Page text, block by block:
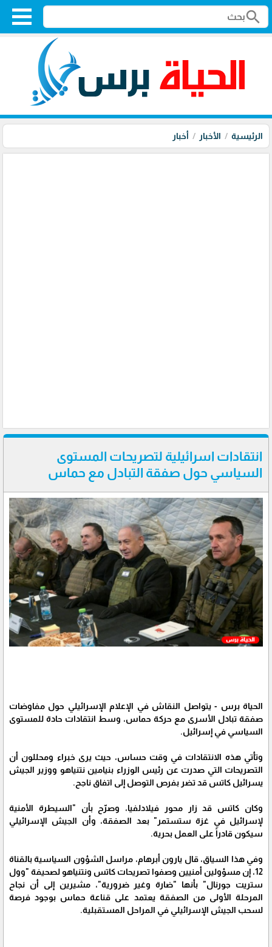
search
الرئيسية الأخبار أخبار
انتقادات اسرائيلية لتصريحات المستوى
السياسي حول صفقة التبادل مع حماس
الحياة برس - يتواصل النقاش في الإعلام الإسرائيلي حول مفاوضات
صفقة تبادل الأسرى مع حركة حماس، وسط انتقادات حادة للمستوى
السياسي في إسرائيل.
وتأتي هذه الانتقادات في وقت حساس، حيث يرى خبراء ومحللون أن
التصريحات التي صدرت عن رئيس الوزراء بنيامين نتنياهو ووزير الجيش
يسرائيل كاتس قد تضر بفرص التوصل إلى اتفاق ناجح.
وكان كاتس قد زار محور فيلادلفيا، وصرّح بأن "السيطرة الأمنية
لإسرائيل في غزة ستستمر" بعد الصفقة، وأن الجيش الإسرائيلي
سيكون قادراً على العمل بحرية.
وفي هذا السياق، قال يارون أبرهام، مراسل الشؤون السياسية بالقناة
12، إن مسؤولين أمنيين وصفوا تصريحات كاتس ونتنياهو لصحيفة "وول
ستريت جورنال" بأنها "ضارة وغير ضرورية"، مشيرين إلى أن نجاح
المرحلة الأولى من الصفقة يعتمد على قناعة حماس بوجود فرصة
لسحب الجيش الإسرائيلي في المراحل المستقبلية.